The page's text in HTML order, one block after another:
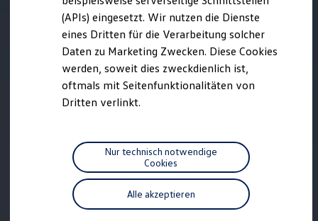
Reparaturen und Checks
Motorenöl und Flüssigkeiten
Räder und Reifen
Pannen- und Unfallhilfe
Economy Service
Volkswagen Teile
Zubehör
Modellspezifisches Zubehör
Individualisieren
Wallbox und Ladekabel
Digitale Extras
Dienste für Ihr Modell finden
Volkswagen Apps, Login und Shop
Handy und Fahrzeug verbinden
(APIs) eingesetzt. Wir nutzen die Dienste
eines Dritten für die Verarbeitung solcher
Daten zu Marketing Zwecken. Diese Cookies
werden, soweit dies zweckdienlich ist,
oftmals mit Seitenfunktionalitäten von
Dritten verlinkt.
Alle akzeptieren
Nur technisch notwendige
Cookies